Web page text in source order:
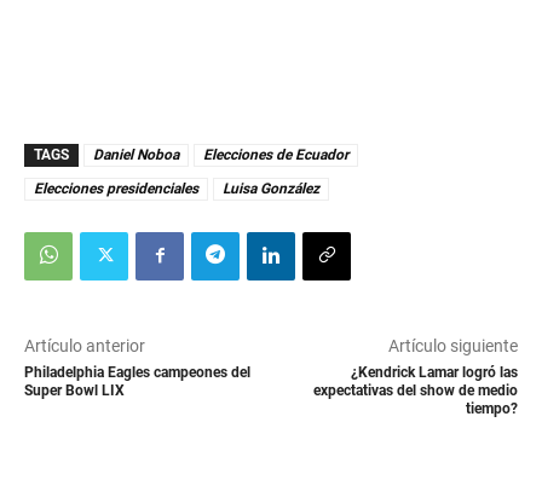
TAGS Daniel Noboa
Elecciones de Ecuador
Elecciones presidenciales
Luisa González
Artículo anterior
Philadelphia Eagles campeones del
Super Bowl LIX
Artículo siguiente
¿Kendrick Lamar logró las
expectativas del show de medio
tiempo?